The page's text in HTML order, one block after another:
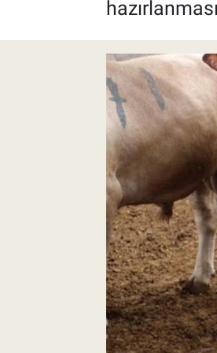
Et fiyatları
Tarım Bilgisi
Yetiştirici Soruyor
Dünyada Tarım
Üretici Birlikleri
Şeker ve Şekerli Mamüller
Tahıllar ve Baklagiller